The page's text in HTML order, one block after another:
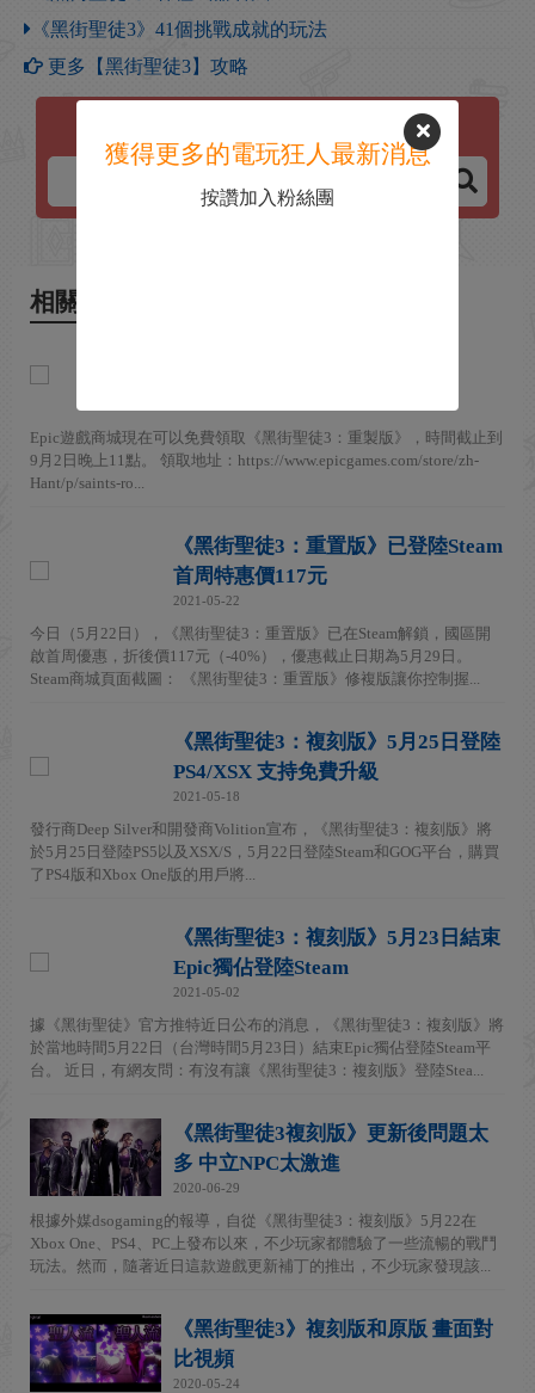
《黑街聖徒3》41個挑戰成就的玩法
更多【黑街聖徒3】攻略
相關新聞
Epic遊戲商城現在可以免費領取《黑街聖徒3：重製版》，時間截止到
9月2日晚上11點。 領取地址：https://www.epicgames.com/store/zh-
Hant/p/saints-ro...
《黑街聖徒3：重置版》已登陸Steam
首周特惠價117元
2021-05-22
今日（5月22日），《黑街聖徒3：重置版》已在Steam解鎖，國區開
啟首周優惠，折後價117元（-40%），優惠截止日期為5月29日。
Steam商城頁面截圖： 《黑街聖徒3：重置版》修複版讓你控制握...
《黑街聖徒3：複刻版》5月25日登陸
PS4/XSX 支持免費升級
2021-05-18
發行商Deep Silver和開發商Volition宣布，《黑街聖徒3：複刻版》將
於5月25日登陸PS5以及XSX/S，5月22日登陸Steam和GOG平台，購買
了PS4版和Xbox One版的用戶將...
《黑街聖徒3：複刻版》5月23日結束
Epic獨佔登陸Steam
2021-05-02
據《黑街聖徒》官方推特近日公布的消息，《黑街聖徒3：複刻版》將
於當地時間5月22日（台灣時間5月23日）結束Epic獨佔登陸Steam平
台。 近日，有網友問：有沒有讓《黑街聖徒3：複刻版》登陸Stea...
《黑街聖徒3複刻版》更新後問題太
多 中立NPC太激進
2020-06-29
根據外媒dsogaming的報導，自從《黑街聖徒3：複刻版》5月22在
Xbox One、PS4、PC上發布以來，不少玩家都體驗了一些流暢的戰鬥
玩法。然而，隨著近日這款遊戲更新補丁的推出，不少玩家發現該...
《黑街聖徒3》複刻版和原版 畫面對
比視頻
2020-05-24
獲得更多的電玩狂人最新消息
按讚加入粉絲團